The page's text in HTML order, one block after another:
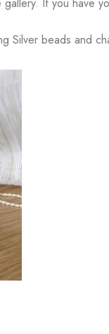
If you have
Silver beads and